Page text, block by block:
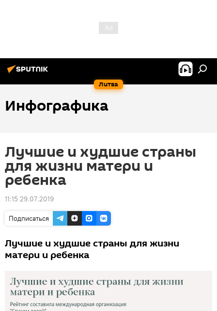
Литва
Инфографика
Лучшие и худшие страны
для жизни матери и
ребенка
11:15 29.07.2019
Подписаться
Лучшие и худшие страны для жизни
матери и ребенка